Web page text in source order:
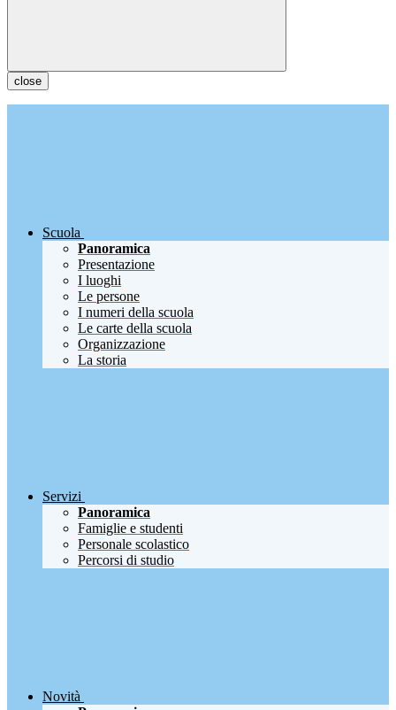
close
Scuola
Panoramica
Presentazione
I luoghi
Le persone
I numeri della scuola
Le carte della scuola
Organizzazione
La storia
Servizi
Panoramica
Famiglie e studenti
Personale scolastico
Percorsi di studio
Novità